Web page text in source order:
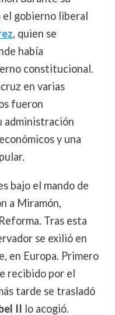
gobierno liberal
, quien se
había
constitucional.
en varias
fueron
administración
y una
bajo el mando de
a Miramón,
Tras esta
se exilió en
en Europa. Primero
recibido por el
tarde se trasladó
II lo acogió.